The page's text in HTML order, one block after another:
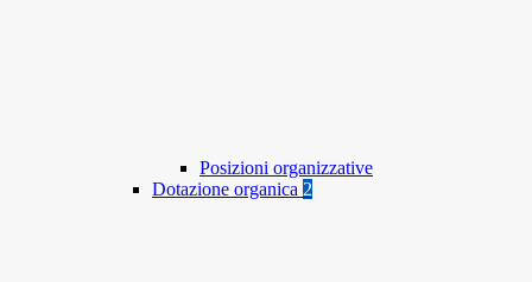
Posizioni organizzative
Dotazione organica 2